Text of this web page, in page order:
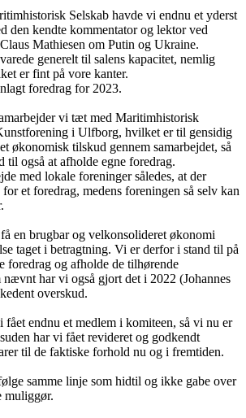
Selskab havde vi endnu et yderst
den kendte kommentator og lektor ved
Mathiesen om Putin og Ukraine.
generelt til salens kapacitet, nemlig
er fint på vore kanter.
foredrag for 2023.
vi tæt med Maritimhistorisk
i Ulfborg, hvilket er til gensidig
økonomisk tilskud gennem samarbejdet, så
til også at afholde egne foredrag.
med lokale foreninger således, at der
et foredrag, medens foreningen så selv kan
en brugbar og velkonsolideret økonomi
taget i betragtning. Vi er derfor i stand til på
foredrag og afholde de tilhørende
nævnt har vi også gjort det i 2022 (Johannes
overskud.
endnu et medlem i komiteen, så vi nu er
har vi fået revideret og godkendt
til de faktiske forhold nu og i fremtiden.
samme linje som hidtil og ikke gabe over
muliggør.